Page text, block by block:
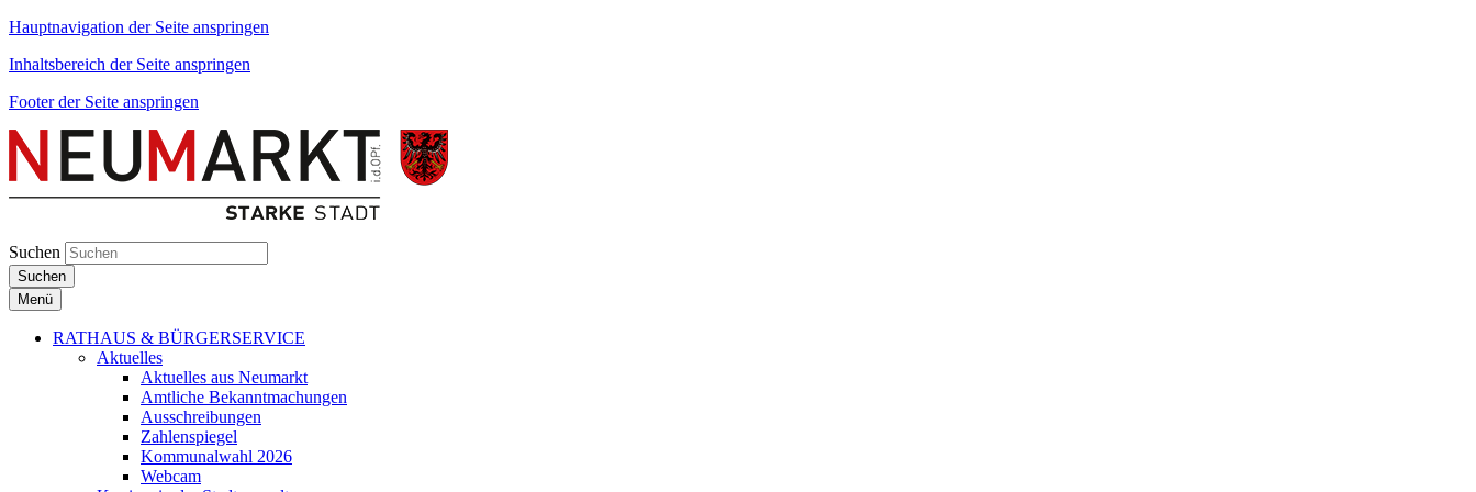
Hauptnavigation der Seite anspringen
Inhaltsbereich der Seite anspringen
Footer der Seite anspringen
Suchen
Suchen
Menü
RATHAUS & BÜRGERSERVICE
Aktuelles
Aktuelles aus Neumarkt
Amtliche Bekanntmachungen
Ausschreibungen
Zahlenspiegel
Kommunalwahl 2026
Webcam